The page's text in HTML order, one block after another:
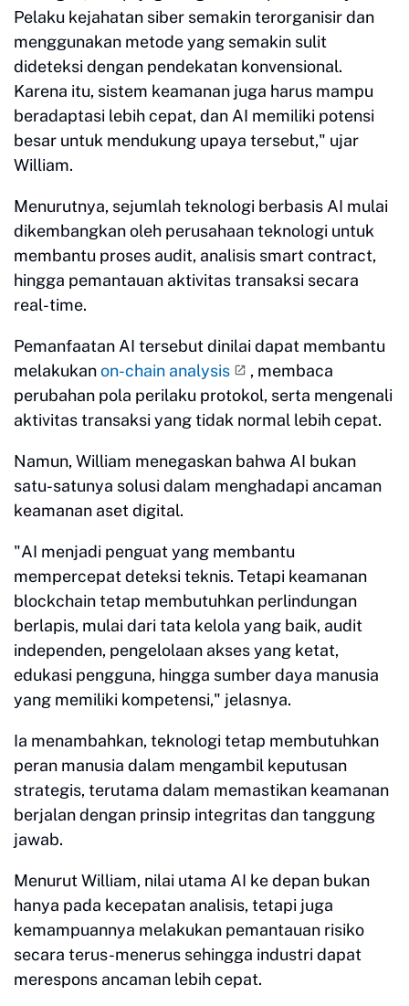
Pelaku kejahatan siber semakin terorganisir dan
menggunakan metode yang semakin sulit
dideteksi dengan pendekatan konvensional.
Karena itu, sistem keamanan juga harus mampu
beradaptasi lebih cepat, dan AI memiliki potensi
besar untuk mendukung upaya tersebut," ujar
William.
Menurutnya, sejumlah teknologi berbasis AI mulai
dikembangkan oleh perusahaan teknologi untuk
membantu proses audit, analisis smart contract,
hingga pemantauan aktivitas transaksi secara
real-time.
Pemanfaatan AI tersebut dinilai dapat membantu
melakukanon-chain analysis
, membaca
perubahan pola perilaku protokol, serta mengenali
aktivitas transaksi yang tidak normal lebih cepat.
Namun, William menegaskan bahwa AI bukan
satu-satunya solusi dalam menghadapi ancaman
keamanan aset digital.
"AI menjadi penguat yang membantu
mempercepat deteksi teknis. Tetapi keamanan
blockchain tetap membutuhkan perlindungan
berlapis, mulai dari tata kelola yang baik, audit
independen, pengelolaan akses yang ketat,
edukasi pengguna, hingga sumber daya manusia
yang memiliki kompetensi," jelasnya.
Ia menambahkan, teknologi tetap membutuhkan
peran manusia dalam mengambil keputusan
strategis, terutama dalam memastikan keamanan
berjalan dengan prinsip integritas dan tanggung
jawab.
Menurut William, nilai utama AI ke depan bukan
hanya pada kecepatan analisis, tetapi juga
kemampuannya melakukan pemantauan risiko
secara terus-menerus sehingga industri dapat
merespons ancaman lebih cepat.